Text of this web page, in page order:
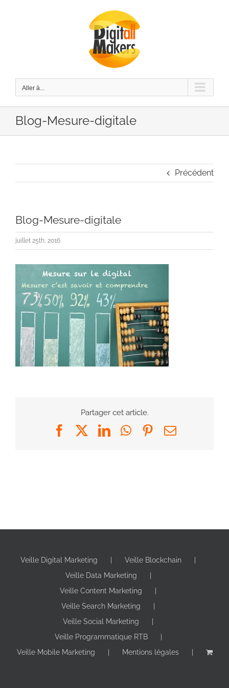
Aller à...
Blog-Mesure-digitale
Précédent
Blog-Mesure-digitale
juillet 25th, 2016
Partager cet article.
FacebookLinkedInWhatsApp
Pinterest
Email
Veille Digital Marketing
Veille Blockchain
Veille Data Marketing
Veille Content Marketing
Veille Search Marketing
Veille Social Marketing
Veille Programmatique RTB
Veille Mobile Marketing
Mentions légales